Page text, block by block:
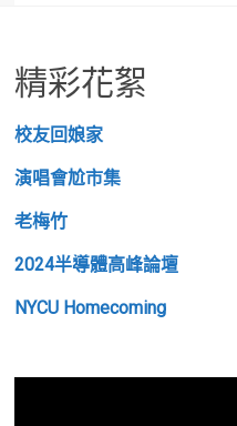
精彩花絮
校友回娘家
演唱會尬市集
老梅竹
2024半導體高峰論壇
NYCU Homecoming